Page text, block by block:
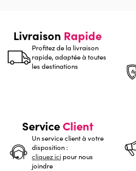
Livraison Rapide
Profitez de la livraison
rapide, adaptée à toutes
les destinations
ServiceClient
Un service client à votre
disposition :
cliquez ici pour nous
joindre